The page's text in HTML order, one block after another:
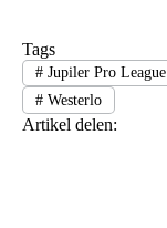
Tags
#Jupiler Pro League
#Westerlo
Artikel delen: